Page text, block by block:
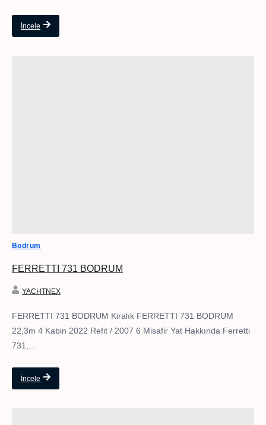
İncele
Bodrum
FERRETTI 731 BODRUM
YACHTNEX
FERRETTI 731 BODRUM Kiralık FERRETTI 731 BODRUM
22,3m 4 Kabin 2022 Refit / 2007 6 Misafir Yat Hakkında Ferretti
731,...
İncele